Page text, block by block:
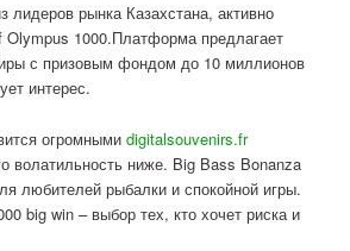
лидеров рынка Казахстана, активно
Olympus 1000.Платформа предлагает
с призовым фондом до 10 миллионов
интерес.
огромнымиdigitalsouvenirs.fr
волатильность ниже. Big Bass Bonanza
любителей рыбалки и спокойной игры.
big win – выбор тех, кто хочет риска и